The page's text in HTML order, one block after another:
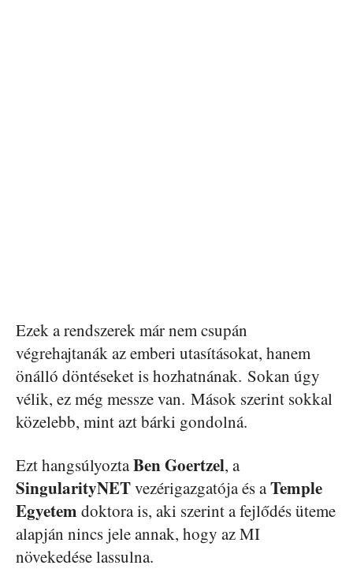
Ezek a rendszerek már nem csupán
végrehajtanák az emberi utasításokat, hanem
önálló döntéseket is hozhatnának. Sokan úgy
vélik, ez még messze van. Mások szerint sokkal
közelebb, mint azt bárki gondolná.
Ezt hangsúlyoztaBen Goertzel, a
SingularityNETvezérigazgatója és aTemple
Egyetem doktora is, aki szerint a fejlődés üteme
alapján nincs jele annak, hogy az MI
növekedése lassulna.